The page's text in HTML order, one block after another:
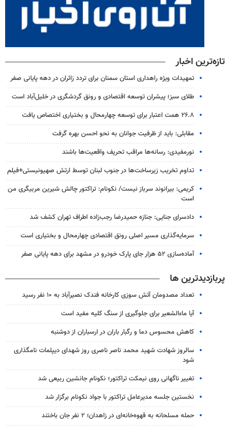
تازه‌ترین اخبار
تمهیدات ویژه راهداری استان سمنان برای تردد زائران در دهه پایانی صفر
طلای سبز؛ پیشران توسعه اقتصادی و رونق گردشگری در خلیل‌آباد است
۲۶.۸ همت اعتبار برای توسعه چهارمحال و بختیاری اختصاص یافت
مقابلی: باید از ظرفیت جوانان به نحو احسن بهره گرفت
نورمفیدی: رسانه‌ها مراقب تحریف واقعیت‌ها باشند
تداوم تخریب زیرساخت‌ها در جنوب لبنان توسط ارتش صهیونیستی+فیلم
کریمی: بیرانوند سرباز نیست/ نکونام: تراکتور چالش شیرین مربیگری من
است
دادسرای جنایی: جنازه حمیدرضا رجب‌زاده اطراف تهران کشف شد
سرمایه‌گذاری مسیر اصلی رونق اقتصادی چهارمحال و بختیاری است
آماده‌سازی ۵۲ هزار جای پارک خودرو در مشهد برای دهه پایانی صفر
پربازدیدترین ها
تعداد مصدومان آتش سوزی کارخانه فندک نصیرآباد به ۱۰ نفر رسید
آیا ماءالشعیر برای جلوگیری از سنگ کلیه مفید است
کاهش محسوس دما و رگبار باران در ارسباران از دوشنبه
سالروز شهادت شهید محمد ناصر ناصری روز شهدای دیپلمات نامگذاری
شود
تغییر ناگهانی روی نیمکت تراکتور؛ نکونام جانشین ربیعی شد
نخستین جلسه مدیرعامل تراکتور با جواد نکونام برگزار شد
حمله مسلحانه به قهوه‌خانه‌ای در زاهدان؛ ۲ نفر جان باختند